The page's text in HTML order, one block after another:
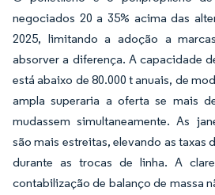
negociados 20 a 35% acima das
2025, limitando a adoção a
absorver a diferença. A capacidade
está abaixo de 80.000 t anuais, de
ampla superaria a oferta se mais
mudassem simultaneamente. As
são mais estreitas, elevando as taxas
durante as trocas de linha. A
contabilização de balanço de massa